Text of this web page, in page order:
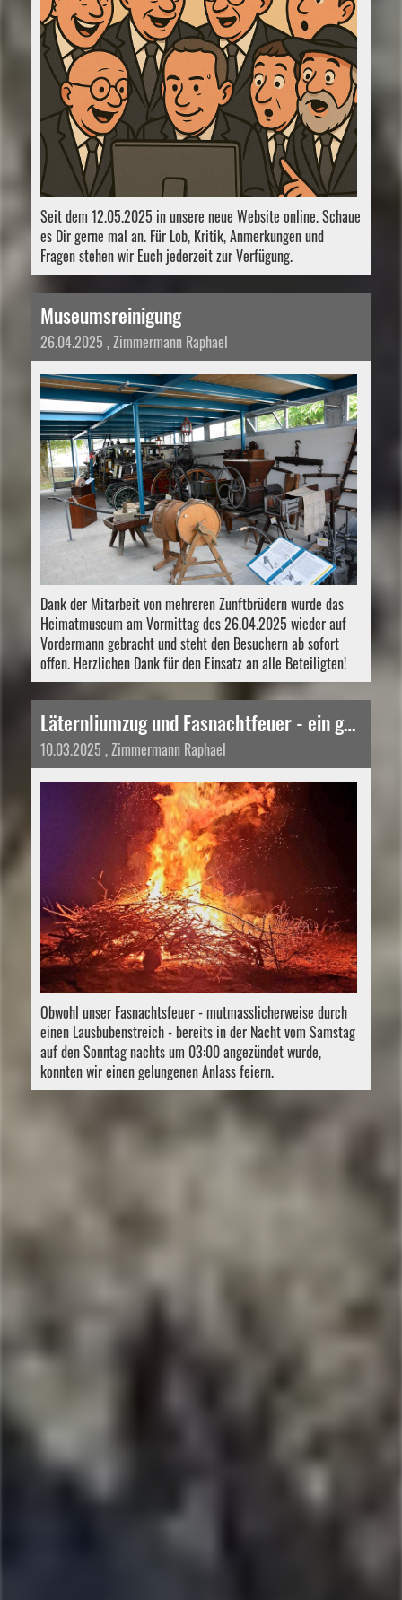
Seit dem 12.05.2025 in unsere neue Website online. Schaue
es Dir gerne mal an. Für Lob, Kritik, Anmerkungen und
Fragen stehen wir Euch jederzeit zur Verfügung.
Museumsreinigung
26.04.2025 , Zimmermann Raphael
Dank der Mitarbeit von mehreren Zunftbrüdern wurde das
Heimatmuseum am Vormittag des 26.04.2025 wieder auf
Vordermann gebracht und steht den Besuchern ab sofort
offen. Herzlichen Dank für den Einsatz an alle Beteiligten!
Läternliumzug und Fasnachtfeuer - ein gelungener Anlass trotz Lausbubenstreich
10.03.2025 , Zimmermann Raphael
Obwohl unser Fasnachtsfeuer - mutmasslicherweise durch
einen Lausbubenstreich - bereits in der Nacht vom Samstag
auf den Sonntag nachts um 03:00 angezündet wurde,
konnten wir einen gelungenen Anlass feiern.